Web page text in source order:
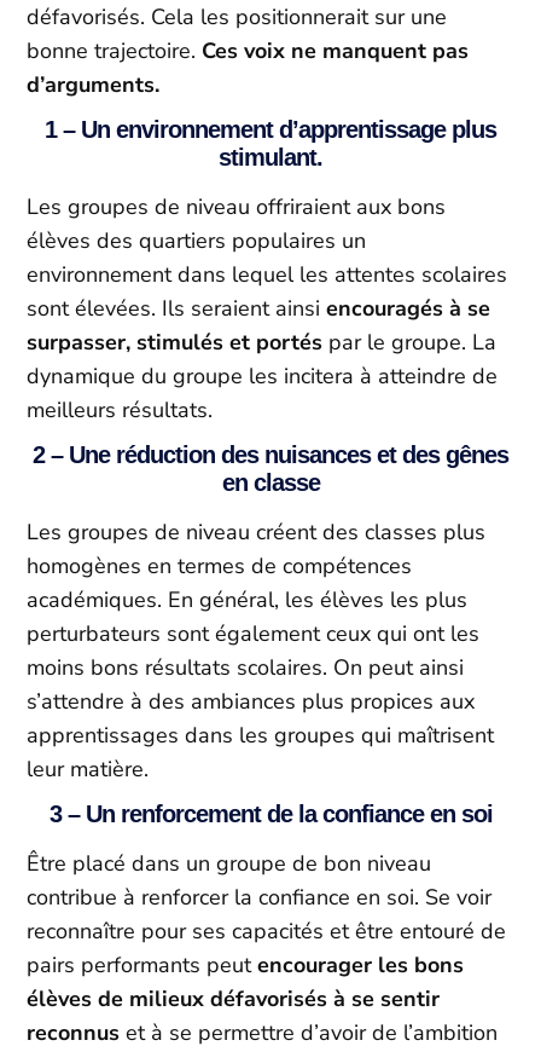
défavorisés. Cela les positionnerait sur une
bonne trajectoire. Ces voix ne manquent pas
d’arguments.
1 – Un environnement d’apprentissage plus
stimulant.
Les groupes de niveau offriraient aux bons
élèves des quartiers populaires un
environnement dans lequel les attentes scolaires
sont élevées. Ils seraient ainsiencouragés à se
surpasser, stimulés et portés par le groupe. La
dynamique du groupe les incitera à atteindre de
meilleurs résultats.
2 – Une réduction des nuisances et des gênes
en classe
Les groupes de niveau créent des classes plus
homogènes en termes de compétences
académiques. En général, les élèves les plus
perturbateurs sont également ceux qui ont les
moins bons résultats scolaires. On peut ainsi
s’attendre à des ambiances plus propices aux
apprentissages dans les groupes qui maîtrisent
leur matière.
3 – Un renforcement de la confiance en soi
Être placé dans un groupe de bon niveau
contribue à renforcer la confiance en soi. Se voir
reconnaître pour ses capacités et être entouré de
pairs performants peutencourager les bons
élèves de milieux défavorisés à se sentir
reconnus et à se permettre d’avoir de l’ambition